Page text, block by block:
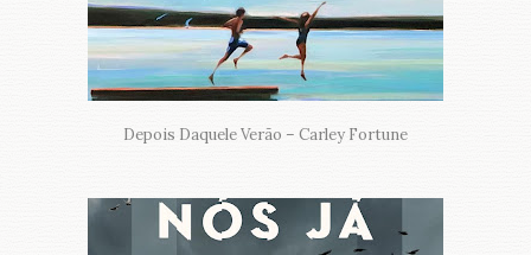
Depois Daquele Verão – Carley Fortune